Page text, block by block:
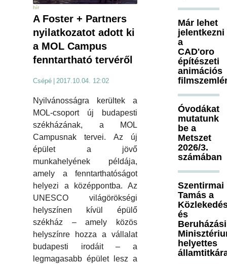
hír
A Foster + Partners
nyilatkozatot adott ki
a MOL Campus
fenntartható tervéről
Csépé 2017.10.04. 12:02
Nyilvánosságra kerültek a
MOL-csoport új budapesti
székházának, a MOL
Campusnak tervei. Az új
épület a jövő
munkahelyének példája,
amely a fenntarthatóságot
helyezi a középpontba. Az
UNESCO világörökségi
helyszínen kívül épülő
székház – amely közös
helyszínre hozza a vállalat
budapesti irodáit – a
legmagasabb épület lesz a
Már lehet
jelentkezni
a
CAD'oro
építészeti
animációs
Óvodákat
mutatunk
be a
Metszet
2026/3.
számában
Szentirmai
Tamás a
és
Beruházási
helyettes